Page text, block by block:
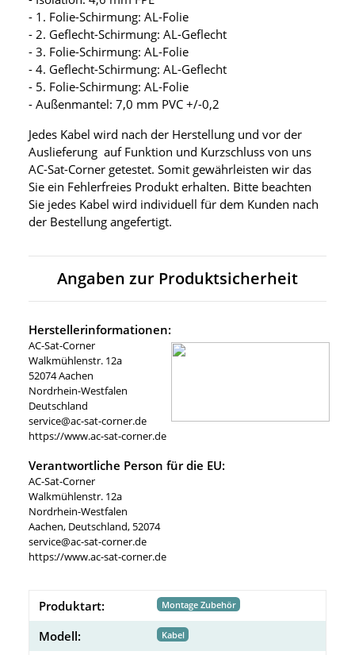
- 1. Folie-Schirmung: AL-Folie
- 2. Geflecht-Schirmung: AL-Geflecht
- 3. Folie-Schirmung: AL-Folie
- 4. Geflecht-Schirmung: AL-Geflecht
- 5. Folie-Schirmung: AL-Folie
- Außenmantel: 7,0 mm PVC +/-0,2
Jedes Kabel wird nach der Herstellung und vor der
Auslieferung auf Funktion und Kurzschluss von uns
AC-Sat-Corner getestet. Somit gewährleisten wir das
Sie ein Fehlerfreies Produkt erhalten. Bitte beachten
Sie jedes Kabel wird individuell für dem Kunden nach
der Bestellung angefertigt.
Angaben zur Produktsicherheit
Herstellerinformationen:
AC-Sat-Corner
Walkmühlenstr. 12a
52074 Aachen
Nordrhein-Westfalen
Deutschland
service@ac-sat-corner.de
https://www.ac-sat-corner.de
Verantwortliche Person für die EU:
AC-Sat-Corner
Walkmühlenstr. 12a
Nordrhein-Westfalen
Aachen, Deutschland, 52074
service@ac-sat-corner.de
https://www.ac-sat-corner.de
Produktart: Montage Zubehör
Modell: Kabel